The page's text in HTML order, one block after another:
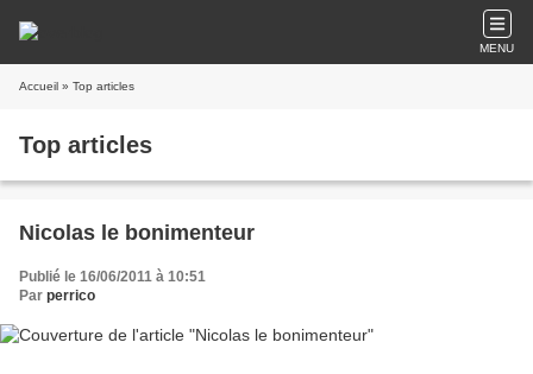
MENU
Accueil » Top articles
Top articles
Nicolas le bonimenteur
Publié le 16/06/2011 à 10:51
Par perrico